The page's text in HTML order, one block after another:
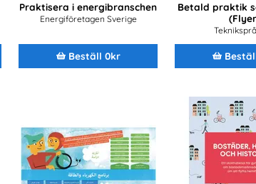
Praktisera i energibranschen
Energiföretagen Sverige
Beställ 0kr
Betald praktik